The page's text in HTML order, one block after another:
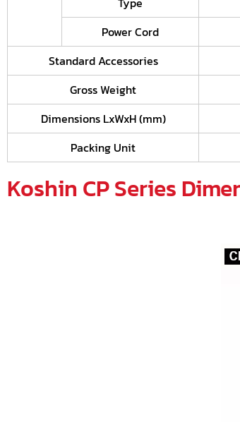
Power Cord
Standard Accessories
Gross Weight
Dimensions LxWxH (mm)
Packing Unit
Koshin CP Series